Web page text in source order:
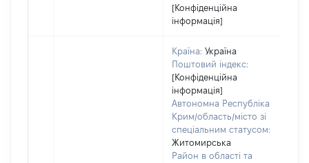
[Конфіденційна
інформація]
Країна: Україна
Поштовий індекс:
[Конфіденційна
інформація]
Автономна Республіка
Крим/область/місто зі
спеціальним статусом:
Житомирська
Район в області та